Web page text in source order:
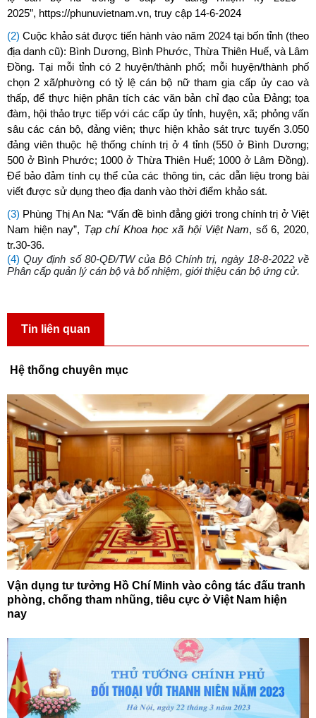
2025”, https://phunuvietnam.vn, truy cập 14-6-2024
(2) Cuộc khảo sát được tiến hành vào năm 2024 tại bốn tỉnh (theo
địa danh cũ): Bình Dương, Bình Phước, Thừa Thiên Huế, và Lâm
Đồng. Tại mỗi tỉnh có 2 huyện/thành phố; mỗi huyện/thành phố
chọn 2 xã/phường có tỷ lệ cán bộ nữ tham gia cấp ủy cao và
thấp, để thực hiện phân tích các văn bản chỉ đạo của Đảng; tọa
đàm, hội thảo trực tiếp với các cấp ủy tỉnh, huyện, xã; phỏng vấn
sâu các cán bộ, đảng viên; thực hiện khảo sát trực tuyến 3.050
đảng viên thuộc hệ thống chính trị ở 4 tỉnh (550 ở Bình Dương;
500 ở Bình Phước; 1000 ở Thừa Thiên Huế; 1000 ở Lâm Đồng).
Để bảo đảm tính cụ thể của các thông tin, các dẫn liệu trong bài
viết được sử dụng theo địa danh vào thời điểm khảo sát.
(3) Phùng Thị An Na: “Vấn đề bình đẳng giới trong chính trị ở Việt
Nam hiện nay”, Tạp chí Khoa học xã hội Việt Nam, số 6, 2020,
tr.30-36.
(4) Quy định số 80-QĐ/TW của Bộ Chính trị, ngày 18-8-2022 về
Phân cấp quản lý cán bộ và bổ nhiệm, giới thiệu cán bộ ứng cử.
Tin liên quan
Hệ thống chuyên mục
Vận dụng tư tưởng Hồ Chí Minh vào công tác đấu tranh
phòng, chống tham nhũng, tiêu cực ở Việt Nam hiện
nay